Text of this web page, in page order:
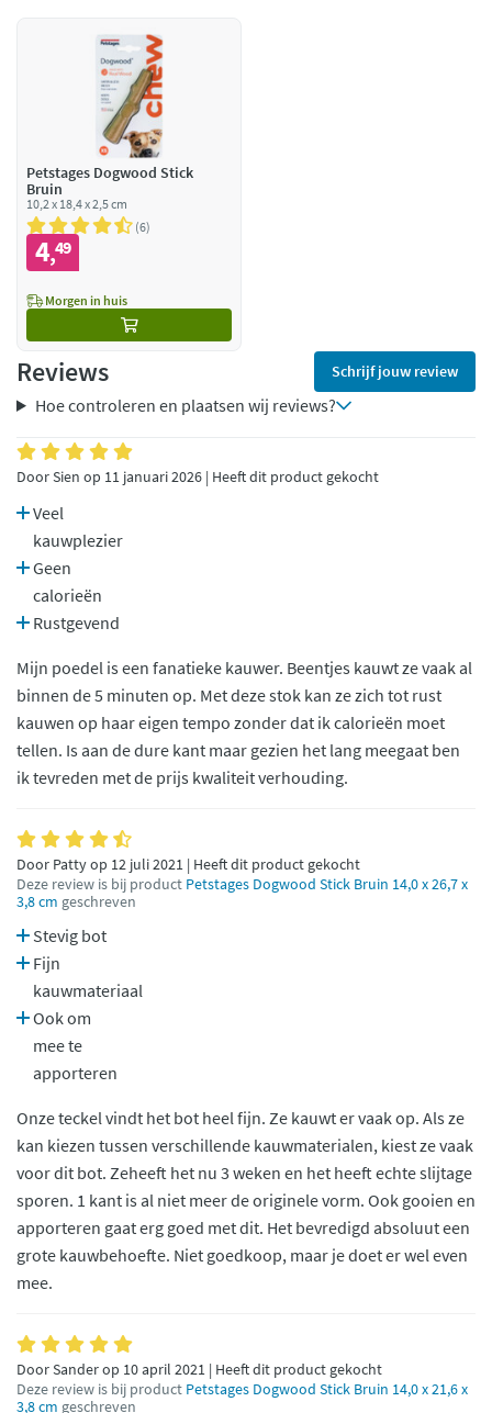
Petstages Dogwood Stick
Bruin
10,2 x 18,4 x 2,5 cm
6
4,49
Morgen in huis
Reviews Schrijf jouw review
Hoe controleren en plaatsen wij reviews?
Door Sien op 11 januari 2026 | Heeft dit product gekocht
Veel
kauwplezier
Geen
calorieën
Rustgevend
Mijn poedel is een fanatieke kauwer. Beentjes kauwt ze vaak al
binnen de 5 minuten op. Met deze stok kan ze zich tot rust
kauwen op haar eigen tempo zonder dat ik calorieën moet
tellen. Is aan de dure kant maar gezien het lang meegaat ben
ik tevreden met de prijs kwaliteit verhouding.
Door Patty op 12 juli 2021 | Heeft dit product gekocht
Deze review is bij product Petstages Dogwood Stick Bruin 14,0 x 26,7 x
3,8 cm geschreven
Stevig bot
Fijn
kauwmateriaal
Ook om
mee te
apporteren
Onze teckel vindt het bot heel fijn. Ze kauwt er vaak op. Als ze
kan kiezen tussen verschillende kauwmaterialen, kiest ze vaak
voor dit bot. Zeheeft het nu 3 weken en het heeft echte slijtage
sporen. 1 kant is al niet meer de originele vorm. Ook gooien en
apporteren gaat erg goed met dit. Het bevredigd absoluut een
grote kauwbehoefte. Niet goedkoop, maar je doet er wel even
mee.
Door Sander op 10 april 2021 | Heeft dit product gekocht
Deze review is bij product Petstages Dogwood Stick Bruin 14,0 x 21,6 x
3,8 cm geschreven